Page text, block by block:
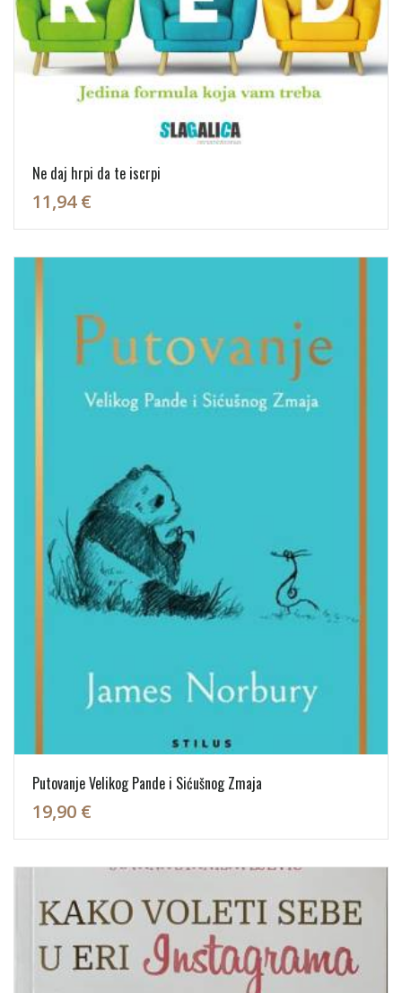
Ne daj hrpi da te iscrpi
11,94 €
Putovanje Velikog Pande i Sićušnog Zmaja
19,90 €